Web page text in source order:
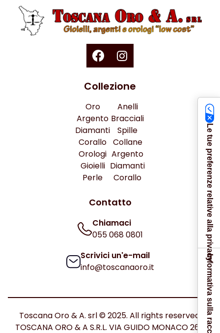
Collezione
Oro
Argento
Diamanti
Corallo
Orologi
Gioielli
Perle
Anelli
Bracciali
Spille
Collane
Argento
Diamanti
Corallo
Contatto
Chiamaci
055 068 0801
Scrivici un'e-mail
info@toscanaoro.it
Toscana Oro & A. srl © 2025. All rights reserved.
TOSCANA ORO & A S.R.L. VIA GUIDO MONACO 26C
Le tue preferenze relative alla privacy
Informativa sulla raccolta